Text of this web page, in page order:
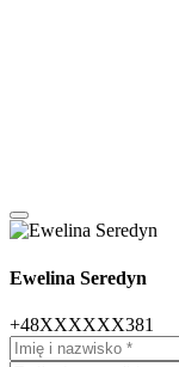
Ewelina Seredyn
+48XXXXXX381